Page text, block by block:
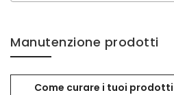
Manutenzione prodotti
Come curare i tuoi prodotti